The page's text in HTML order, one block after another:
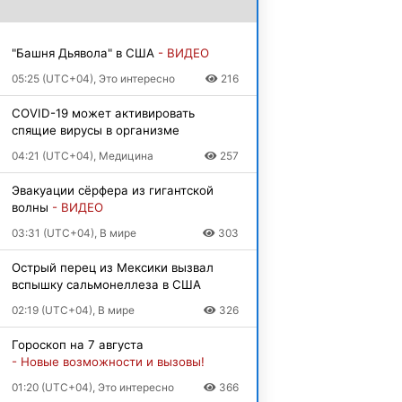
"Башня Дьявола" в США - ВИДЕО
05:25 (UTC+04), Это интересно 216
COVID-19 может активировать
спящие вирусы в организме
04:21 (UTC+04), Медицина 257
Эвакуации сёрфера из гигантской
волны - ВИДЕО
03:31 (UTC+04), В мире 303
Острый перец из Мексики вызвал
вспышку сальмонеллеза в США
02:19 (UTC+04), В мире 326
Гороскоп на 7 августа
- Новые возможности и вызовы!
01:20 (UTC+04), Это интересно 366